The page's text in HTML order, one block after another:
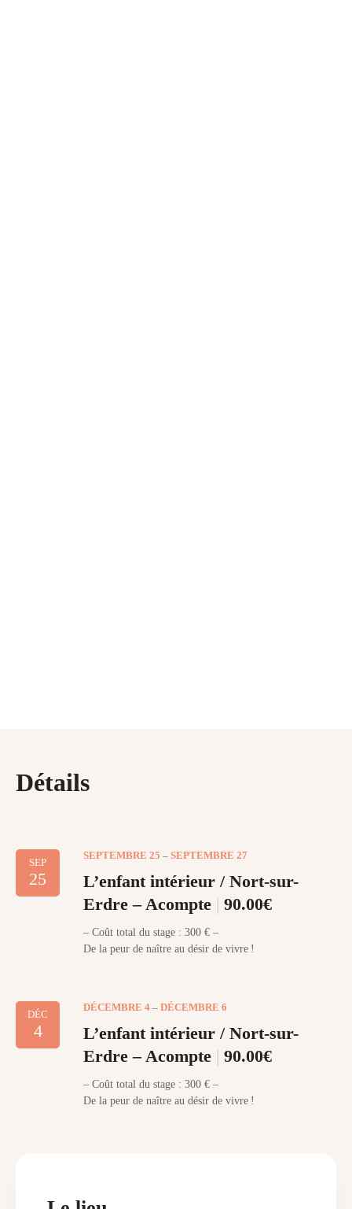
Détails
SEP
25
SEPTEMBRE 25 – SEPTEMBRE 27
L’enfant intérieur / Nort-sur-
Erdre – Acompte
90.00€
– Coût total du stage : 300 € –
De la peur de naître au désir de vivre !
DÉC
4
DÉCEMBRE 4 – DÉCEMBRE 6
L’enfant intérieur / Nort-sur-
Erdre – Acompte
90.00€
– Coût total du stage : 300 € –
De la peur de naître au désir de vivre !